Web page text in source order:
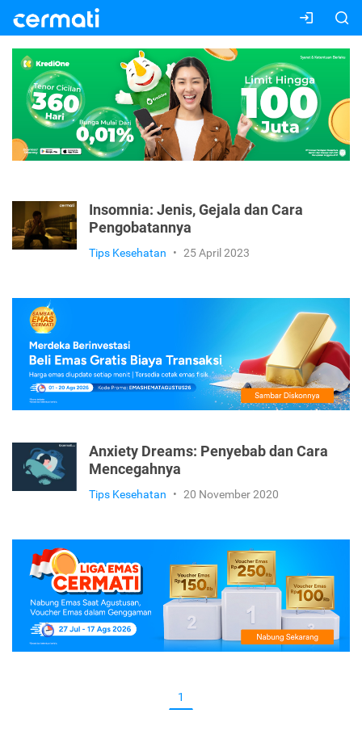
Insomnia: Jenis, Gejala dan Cara
Pengobatannya
Tips Kesehatan • 25 April 2023
Anxiety Dreams: Penyebab dan Cara
Mencegahnya
Tips Kesehatan • 20 November 2020
1